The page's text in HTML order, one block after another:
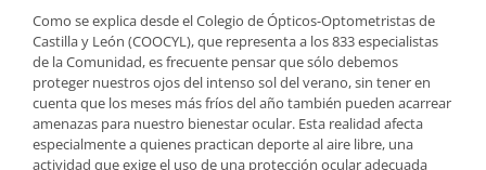
Como se explica desde el Colegio de Ópticos-Optometristas de
Castilla y León (COOCYL), que representa a los 833 especialistas
de la Comunidad, es frecuente pensar que sólo debemos
proteger nuestros ojos del intenso sol del verano, sin tener en
cuenta que los meses más fríos del año también pueden acarrear
amenazas para nuestro bienestar ocular. Esta realidad afecta
especialmente a quienes practican deporte al aire libre, una
actividad que exige el uso de una protección ocular adecuada